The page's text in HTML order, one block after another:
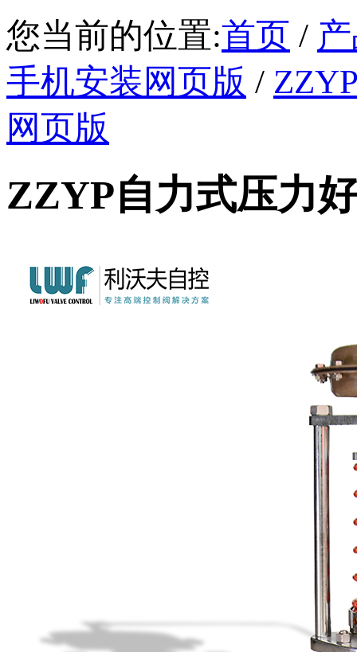
您当前的位置:首页 /
手机安装网页版 /
网页版
ZZYP自力式压力